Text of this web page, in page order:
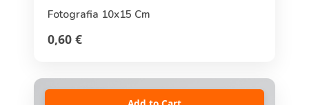
Fotografia 10x15 Cm
0,60 €